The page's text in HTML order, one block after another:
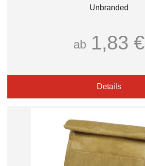
Unbranded
ab 1,83 €
Details